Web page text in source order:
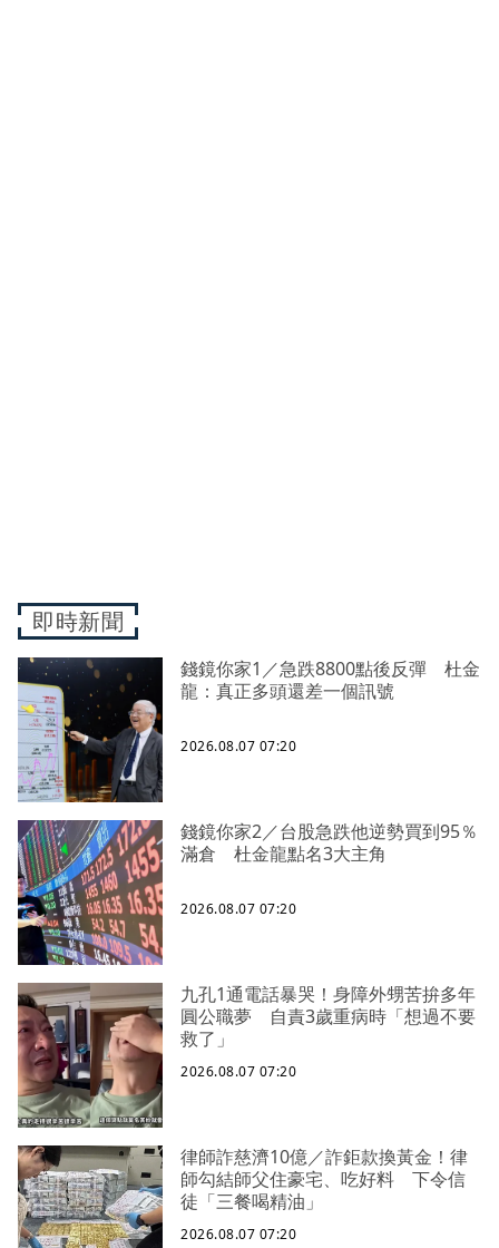
即時新聞
錢鏡你家1／急跌8800點後反彈 杜金
龍：真正多頭還差一個訊號
2026.08.07 07:20
錢鏡你家2／台股急跌他逆勢買到95％
滿倉 杜金龍點名3大主角
2026.08.07 07:20
九孔1通電話暴哭！身障外甥苦拚多年
圓公職夢 自責3歲重病時「想過不要
救了」
2026.08.07 07:20
律師詐慈濟10億／詐鉅款換黃金！律
師勾結師父住豪宅、吃好料 下令信
徒「三餐喝精油」
2026.08.07 07:20